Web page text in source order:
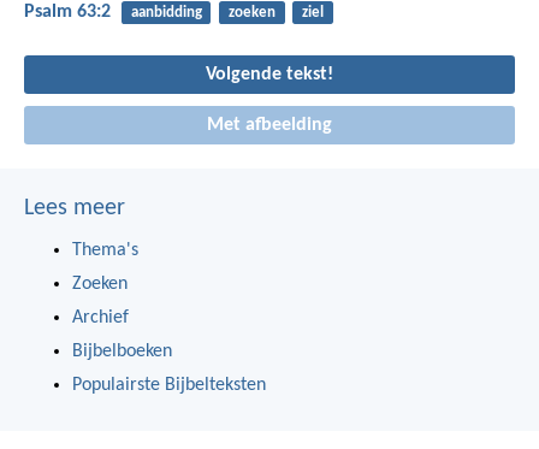
Psalm 63:2 aanbidding zoeken ziel
Volgende tekst!
Met afbeelding
Lees meer
Thema's
Zoeken
Archief
Bijbelboeken
Populairste Bijbelteksten